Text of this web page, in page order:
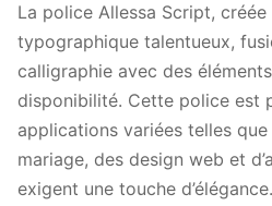
La police Allessa Script,
typographique talentueux,
calligraphie avec des
disponibilité. Cette police est
applications variées telles
mariage, des design web et
exigent une touche